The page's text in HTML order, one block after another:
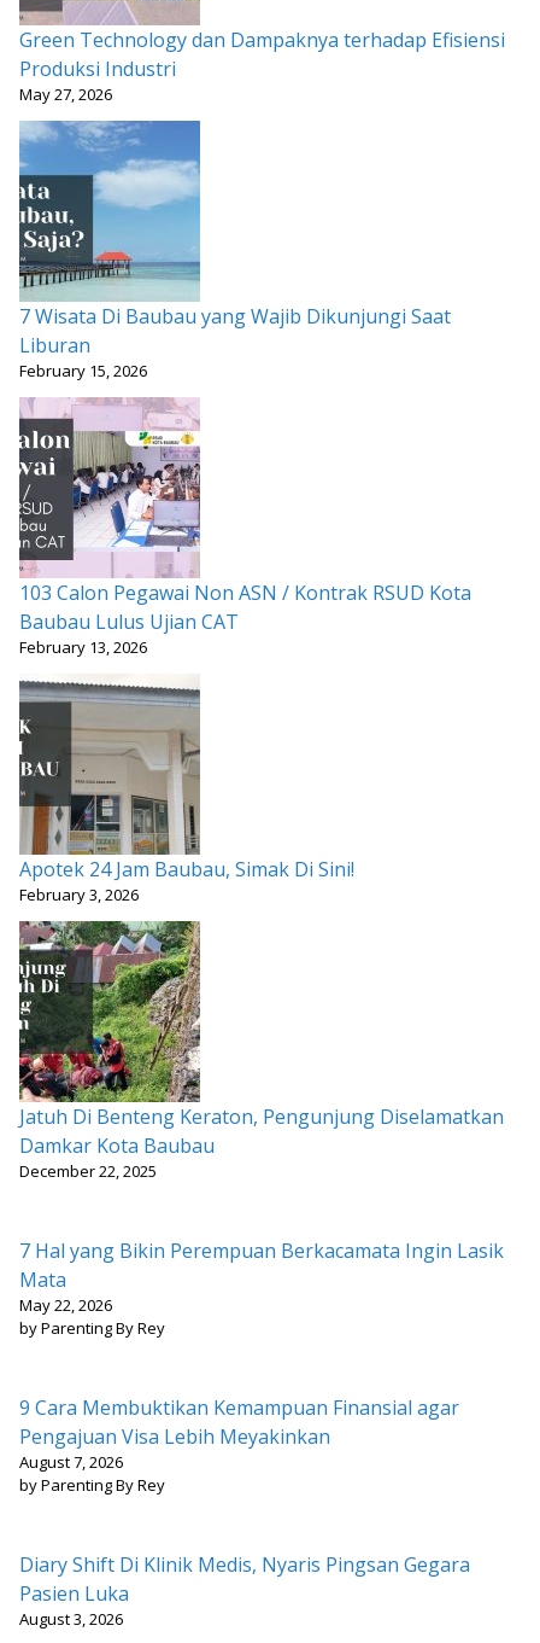
Green Technology dan Dampaknya terhadap Efisiensi
Produksi Industri
May 27, 2026
7 Wisata Di Baubau yang Wajib Dikunjungi Saat
Liburan
February 15, 2026
103 Calon Pegawai Non ASN / Kontrak RSUD Kota
Baubau Lulus Ujian CAT
February 13, 2026
Apotek 24 Jam Baubau, Simak Di Sini!
February 3, 2026
Jatuh Di Benteng Keraton, Pengunjung Diselamatkan
Damkar Kota Baubau
December 22, 2025
7 Hal yang Bikin Perempuan Berkacamata Ingin Lasik
Mata
May 22, 2026
by Parenting By Rey
9 Cara Membuktikan Kemampuan Finansial agar
Pengajuan Visa Lebih Meyakinkan
August 7, 2026
by Parenting By Rey
Diary Shift Di Klinik Medis, Nyaris Pingsan Gegara
Pasien Luka
August 3, 2026